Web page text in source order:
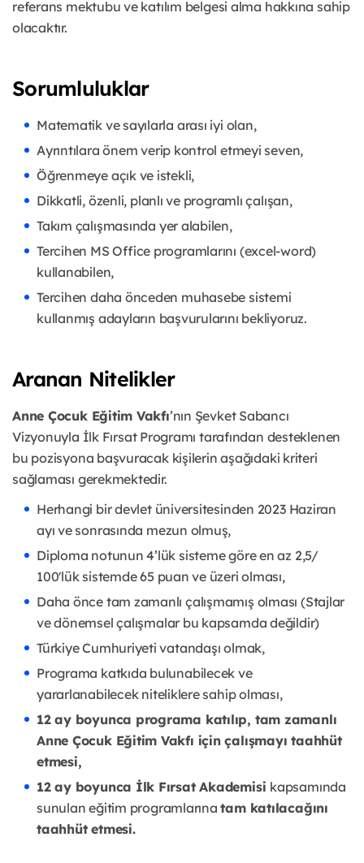
referans mektubu ve katılım belgesi alma hakkına sahip
olacaktır.
Sorumluluklar
Matematik ve sayılarla arası iyi olan,
Ayrıntılara önem verip kontrol etmeyi seven,
Öğrenmeye açık ve istekli,
Dikkatli, özenli, planlı ve programlı çalışan,
Takım çalışmasında yer alabilen,
Tercihen MS Office programlarını (excel-word)
kullanabilen,
Tercihen daha önceden muhasebe sistemi
kullanmış adayların başvurularını bekliyoruz.
Aranan Nitelikler
Anne Çocuk Eğitim Vakfı’nın Şevket Sabancı
Vizyonuyla İlk Fırsat Programı tarafından desteklenen
bu pozisyona başvuracak kişilerin aşağıdaki kriteri
sağlaması gerekmektedir.
Herhangi bir devlet üniversitesinden 2023 Haziran
ayı ve sonrasında mezun olmuş,
Diploma notunun 4’lük sisteme göre en az 2,5/
100'lük sistemde 65 puan ve üzeri olması,
Daha önce tam zamanlı çalışmamış olması (Stajlar
ve dönemsel çalışmalar bu kapsamda değildir)
Türkiye Cumhuriyeti vatandaşı olmak,
Programa katkıda bulunabilecek ve
yararlanabilecek niteliklere sahip olması,
12 ay boyunca programa katılıp, tam zamanlı
Anne Çocuk Eğitim Vakfı için çalışmayı taahhüt
etmesi,
12 ay boyunca İlk Fırsat Akademisi kapsamında
sunulan eğitim programlarınatam katılacağını
taahhüt etmesi.